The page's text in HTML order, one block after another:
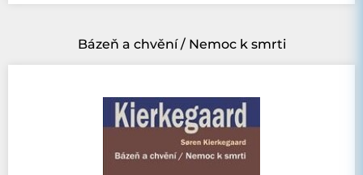
Bázeň a chvění / Nemoc k smrti